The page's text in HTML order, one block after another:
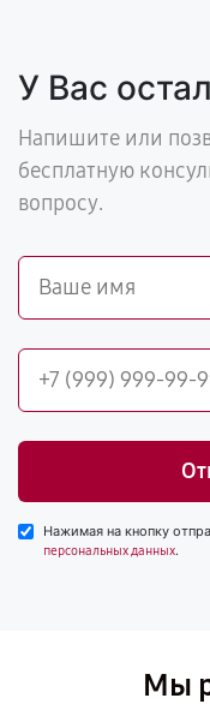
У Вас
Напишите или
бесплатную
вопросу.
Нажимая на кнопку
персональных данных.
Мы